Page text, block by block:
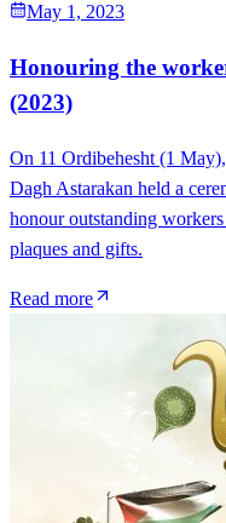
May 1, 2023
Honouring the
(2023)
On 11 Ordibehesht (1
Dagh Astarakan held a
honour outstanding
plaques and gifts.
Read more